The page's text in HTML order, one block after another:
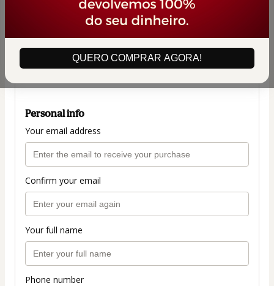
QUERO COMPRAR AGORA!
DESIGN GRÁFICO
Author: PORTAL JOVEM EMPREENDEDOR
$42.00
(+ applicable taxes. Click herefor more
information)
Personal info
Your email address
Confirm your email
Your full name
Phone number